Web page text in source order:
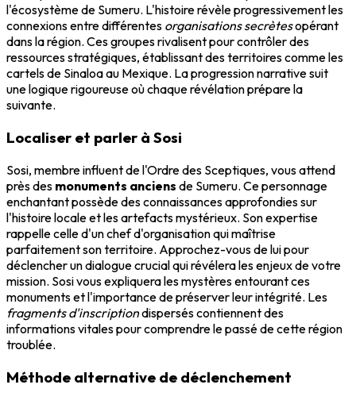
l'écosystème de Sumeru. L'histoire révèle progressivement les
connexions entre différentes organisations secrètesopérant
dans la région. Ces groupes rivalisent pour contrôler des
ressources stratégiques, établissant des territoires comme les
cartels de Sinaloa au Mexique. La progression narrative suit
une logique rigoureuse où chaque révélation prépare la
suivante.
Localiser et parler à Sosi
Sosi, membre influent de l'Ordre des Sceptiques, vous attend
près des monuments anciens de Sumeru. Ce personnage
enchantant possède des connaissances approfondies sur
l'histoire locale et les artefacts mystérieux. Son expertise
rappelle celle d'un chef d'organisation qui maîtrise
parfaitement son territoire. Approchez-vous de lui pour
déclencher un dialogue crucial qui révélera les enjeux de votre
mission. Sosi vous expliquera les mystères entourant ces
monuments et l'importance de préserver leur intégrité. Les
fragments d'inscriptiondispersés contiennent des
informations vitales pour comprendre le passé de cette région
troublée.
Méthode alternative de déclenchement